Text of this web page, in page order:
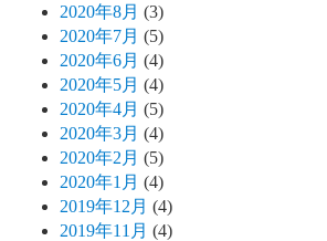
2020年8月 (3)
2020年7月 (5)
2020年6月 (4)
2020年5月 (4)
2020年4月 (5)
2020年3月 (4)
2020年2月 (5)
2020年1月 (4)
2019年12月 (4)
2019年11月 (4)